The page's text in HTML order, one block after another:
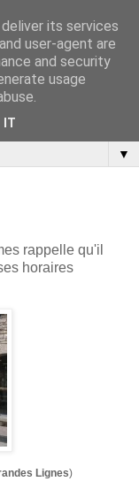
▼
rappelle qu'il
horaires
Lignes)
its services
user-agent are
and security
usage
IT